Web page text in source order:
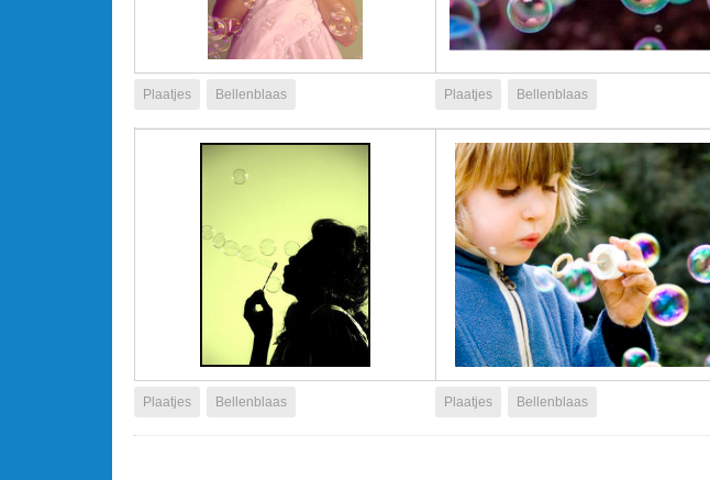
Plaatjes Bellenblaas Plaatjes Bellenblaas
Plaatjes Bellenblaas Plaatjes Bellenblaas